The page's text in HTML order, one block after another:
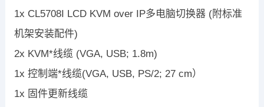
1x CL5708I LCD KVM over IP多电脑切换器 (附标准
机架安装配件)
2x KVM*线缆 (VGA, USB; 1.8m)
1x 控制端*线缆(VGA, USB, PS/2; 27 cm）
1x 固件更新线缆